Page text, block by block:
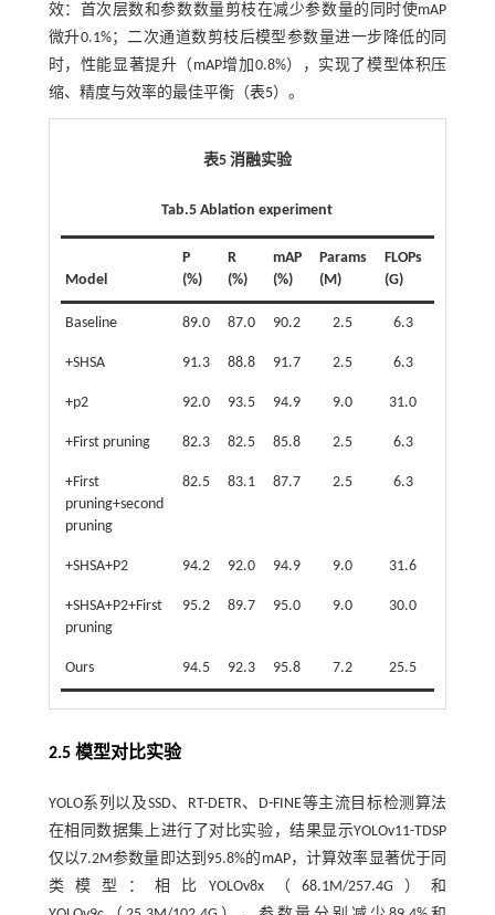
效：首次层数和参数数量剪枝在减少参数量的同时使mAP
微升0.1%；二次通道数剪枝后模型参数量进一步降低的同
时，性能显著提升（mAP增加0.8%），实现了模型体积压
缩、精度与效率的最佳平衡（表5）。
表5 消融实验
Tab.5 Ablation experiment
Model
P
(%)
R
(%)
mAP
(%)
Params
(M)
FLOPs
(G)
Baseline 89.0 87.0 90.2 2.5 6.3
+SHSA 91.3 88.8 91.7 2.5 6.3
+p2 92.0 93.5 94.9 9.0 31.0
+First pruning 82.3 82.5 85.8 2.5 6.3
+First
pruning+second
pruning
82.5 83.1 87.7 2.5 6.3
+SHSA+P2 94.2 92.0 94.9 9.0 31.6
+SHSA+P2+First
pruning
95.2 89.7 95.0 9.0 30.0
Ours 94.5 92.3 95.8 7.2 25.5
2.5 模型对比实验
YOLO系列以及SSD、RT-DETR、D-FINE等主流目标检测算法
在相同数据集上进行了对比实验，结果显示YOLOv11-TDSP
仅以7.2M参数量即达到95.8%的mAP，计算效率显著优于同
类模型：相比YOLOv8x（68.1M/257.4G）和